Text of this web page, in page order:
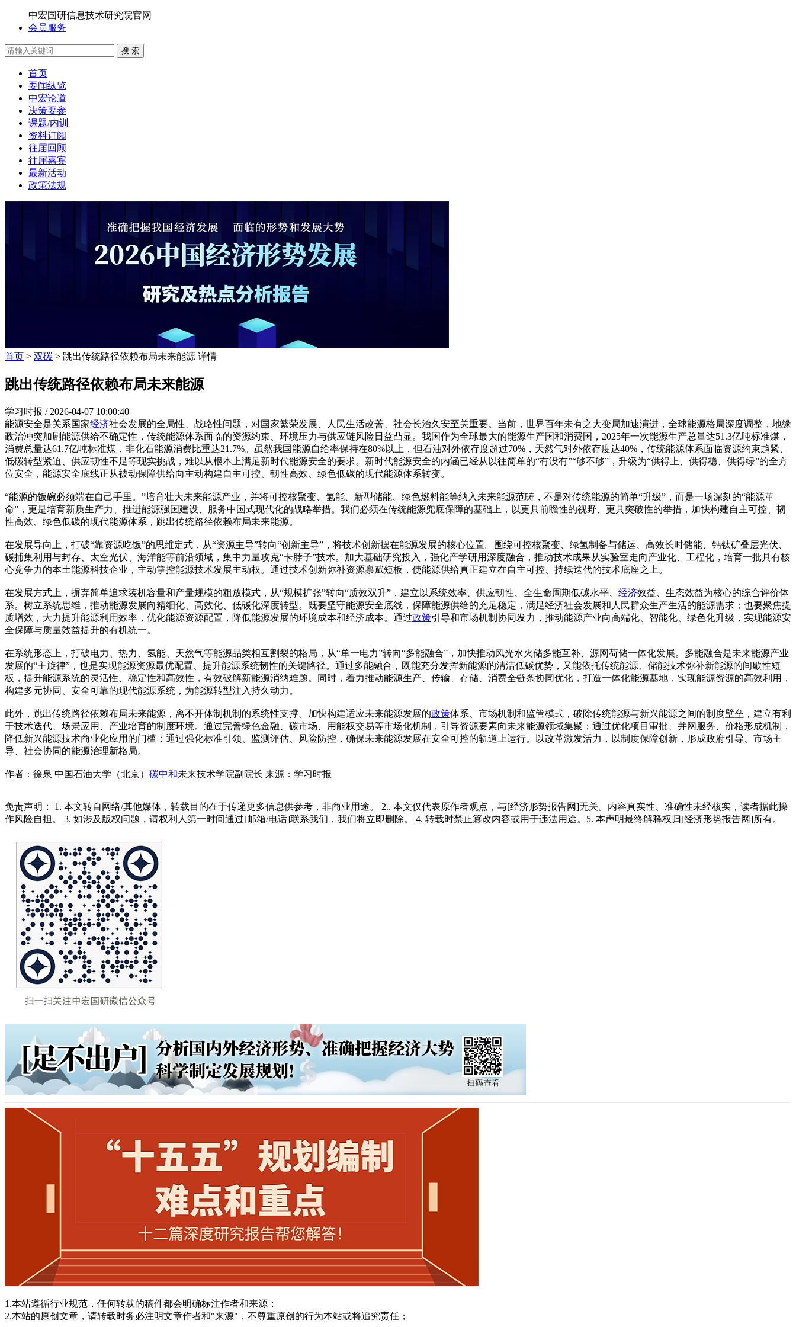
中宏国研信息技术研究院官网
会员服务
搜 索
首页
要闻纵览
中宏论道
决策要参
课题/内训
资料订阅
往届回顾
往届嘉宾
最新活动
政策法规
首页 > 双碳 > 跳出传统路径依赖布局未来能源 详情
跳出传统路径依赖布局未来能源
学习时报 / 2026-04-07 10:00:40
能源安全是关系国家经济社会发展的全局性、战略性问题，对国家繁荣发展、人民生活改善、社会长治久安至关重要。当前，世界百年未有之大变局加速演进，全球能源格局深度调整，地缘
政治冲突加剧能源供给不确定性，传统能源体系面临的资源约束、环境压力与供应链风险日益凸显。我国作为全球最大的能源生产国和消费国，2025年一次能源生产总量达51.3亿吨标准煤，
消费总量达61.7亿吨标准煤，非化石能源消费比重达21.7%。虽然我国能源自给率保持在80%以上，但石油对外依存度超过70%，天然气对外依存度达40%，传统能源体系面临资源约束趋紧、
低碳转型紧迫、供应韧性不足等现实挑战，难以从根本上满足新时代能源安全的要求。新时代能源安全的内涵已经从以往简单的“有没有”“够不够”，升级为“供得上、供得稳、供得绿”的全方
位安全，能源安全底线正从被动保障供给向主动构建自主可控、韧性高效、绿色低碳的现代能源体系转变。
“能源的饭碗必须端在自己手里。”培育壮大未来能源产业，并将可控核聚变、氢能、新型储能、绿色燃料能等纳入未来能源范畴，不是对传统能源的简单“升级”，而是一场深刻的“能源革
命”，更是培育新质生产力、推进能源强国建设、服务中国式现代化的战略举措。我们必须在传统能源兜底保障的基础上，以更具前瞻性的视野、更具突破性的举措，加快构建自主可控、韧
性高效、绿色低碳的现代能源体系，跳出传统路径依赖布局未来能源。
在发展导向上，打破“靠资源吃饭”的思维定式，从“资源主导”转向“创新主导”，将技术创新摆在能源发展的核心位置。围绕可控核聚变、绿氢制备与储运、高效长时储能、钙钛矿叠层光伏、
碳捕集利用与封存、太空光伏、海洋能等前沿领域，集中力量攻克“卡脖子”技术。加大基础研究投入，强化产学研用深度融合，推动技术成果从实验室走向产业化、工程化，培育一批具有核
心竞争力的本土能源科技企业，主动掌控能源技术发展主动权。通过技术创新弥补资源禀赋短板，使能源供给真正建立在自主可控、持续迭代的技术底座之上。
在发展方式上，摒弃简单追求装机容量和产量规模的粗放模式，从“规模扩张”转向“质效双升”，建立以系统效率、供应韧性、全生命周期低碳水平、 经济效益、生态效益为核心的综合评价体
系。树立系统思维，推动能源发展向精细化、高效化、低碳化深度转型。既要坚守能源安全底线，保障能源供给的充足稳定，满足经济社会发展和人民群众生产生活的能源需求；也要聚焦提
质增效，大力提升能源利用效率，优化能源资源配置，降低能源发展的环境成本和经济成本。通过政策引导和市场机制协同发力，推动能源产业向高端化、智能化、绿色化升级，实现能源安
全保障与质量效益提升的有机统一。
在系统形态上，打破电力、热力、氢能、天然气等能源品类相互割裂的格局，从“单一电力”转向“多能融合”，加快推动风光水火储多能互补、源网荷储一体化发展。多能融合是未来能源产业
发展的“主旋律”，也是实现能源资源最优配置、提升能源系统韧性的关键路径。通过多能融合，既能充分发挥新能源的清洁低碳优势，又能依托传统能源、储能技术弥补新能源的间歇性短
板，提升能源系统的灵活性、稳定性和高效性，有效破解新能源消纳难题。同时，着力推动能源生产、传输、存储、消费全链条协同优化，打造一体化能源基地，实现能源资源的高效利用，
构建多元协同、安全可靠的现代能源系统，为能源转型注入持久动力。
此外，跳出传统路径依赖布局未来能源，离不开体制机制的系统性支撑。加快构建适应未来能源发展的政策体系、市场机制和监管模式，破除传统能源与新兴能源之间的制度壁垒，建立有利
于技术迭代、场景应用、产业培育的制度环境。通过完善绿色金融、碳市场、用能权交易等市场化机制，引导资源要素向未来能源领域集聚；通过优化项目审批、并网服务、价格形成机制，
降低新兴能源技术商业化应用的门槛；通过强化标准引领、监测评估、风险防控，确保未来能源发展在安全可控的轨道上运行。以改革激发活力，以制度保障创新，形成政府引导、市场主
导、社会协同的能源治理新格局。
作者：徐泉 中国石油大学（北京） 碳中和未来技术学院副院长 来源：学习时报
免责声明： 1. 本文转自网络/其他媒体，转载目的在于传递更多信息供参考，非商业用途。 2.. 本文仅代表原作者观点，与[经济形势报告网]无关。内容真实性、准确性未经核实，读者据此操
作风险自担。 3. 如涉及版权问题，请权利人第一时间通过[邮箱/电话]联系我们，我们将立即删除。 4. 转载时禁止篡改内容或用于违法用途。5. 本声明最终解释权归[经济形势报告网]所有。
1.本站遵循行业规范，任何转载的稿件都会明确标注作者和来源；
2.本站的原创文章，请转载时务必注明文章作者和"来源"，不尊重原创的行为本站或将追究责任；